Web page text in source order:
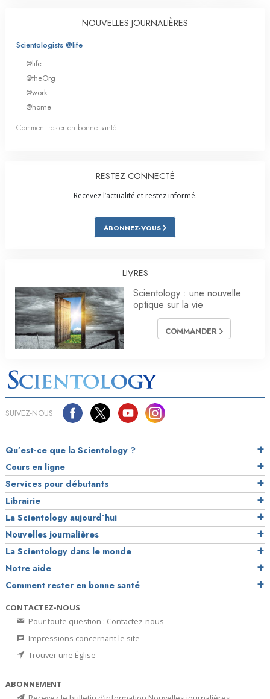
NOUVELLES JOURNALIÈRES
Scientologists @life
@life
@theOrg
@work
@home
Comment rester en bonne santé
RESTEZ CONNECTÉ
Recevez l’actualité et restez informé.
ABONNEZ-VOUS
LIVRES
Scientology : une nouvelle
optique sur la vie
COMMANDER
SUIVEZ-NOUS
Qu’est-ce que la Scientology ?
Cours en ligne
Services pour débutants
Librairie
La Scientology aujourd’hui
Nouvelles journalières
La Scientology dans le monde
Notre aide
Comment rester en bonne santé
CONTACTEZ-NOUS
Pour toute question : Contactez-nous
Impressions concernant le site
Trouver une Église
ABONNEMENT